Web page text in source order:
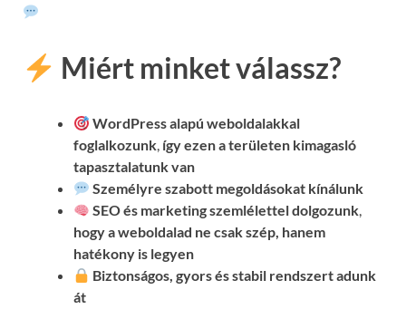
Miért minket válassz?
WordPress alapú weboldalakkal
foglalkozunk, így ezen a területen kimagasló
tapasztalatunk van
Személyre szabott megoldásokat kínálunk
SEO és marketing szemlélettel dolgozunk,
hogy a weboldalad ne csak szép, hanem
hatékony is legyen
Biztonságos, gyors és stabil rendszert adunk
át